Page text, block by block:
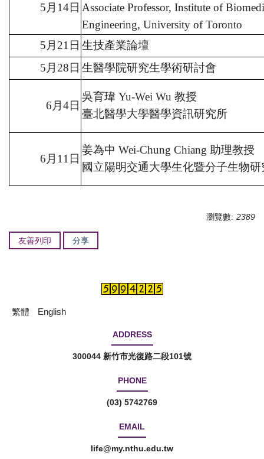
5 月 14日 Associate Professor, Institute of
Engineering, University of Toronto
5 月 21 日 生技產業論壇
5 月 28日 生醫學院研究生學術研討會
6 月4日
吳育瑋 Yu-Wei Wu 教授
臺北醫學大學醫學資訊研究所
6 月 11 日
姜為中 Wei-Chung Chiang 助理教授
國立陽明交通大學生化暨分子生物研
瀏覽數: 2389
友善列印 分享
繁體 English
ADDRESS
300044 新竹市光復路二段101號
PHONE
(03) 5742769
EMAIL
life@my.nthu.edu.tw